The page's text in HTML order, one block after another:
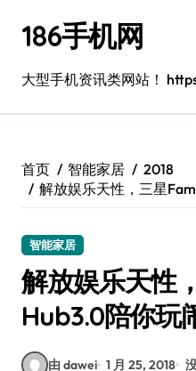
186手机网
大型手机资讯类网站！
首页 智能家居
2018
解放娱乐天性，三星
智能家居
解放娱乐天性
Hub3.0陪你玩
由 dawei 1 月 25, 2018